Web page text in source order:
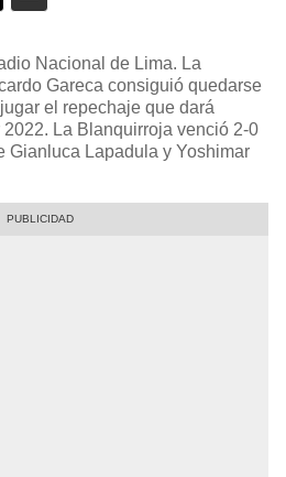
Nacional de Lima. La
Gareca consiguió quedarse
el repechaje que dará
La Blanquirroja venció 2-0
Gianluca Lapadula y Yoshimar